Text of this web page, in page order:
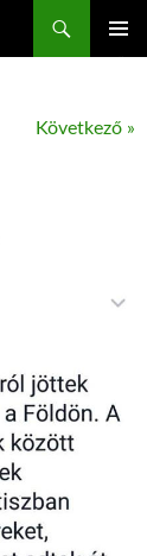
Következő »